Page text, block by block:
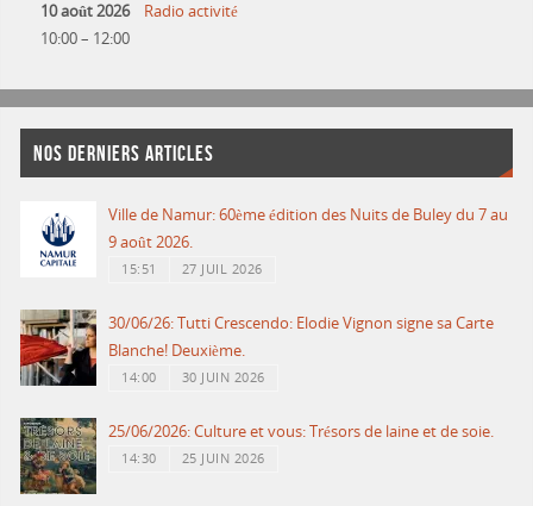
10 août 2026
10:00– 12:00
Radio activité
NOS DERNIERS ARTICLES
Ville de Namur: 60ème édition des Nuits de Buley du 7 au
9 août 2026.
15:51 27 JUIL 2026
30/06/26: Tutti Crescendo: Elodie Vignon signe sa Carte
Blanche! Deuxième.
14:00 30 JUIN 2026
25/06/2026: Culture et vous: Trésors de laine et de soie.
14:30 25 JUIN 2026